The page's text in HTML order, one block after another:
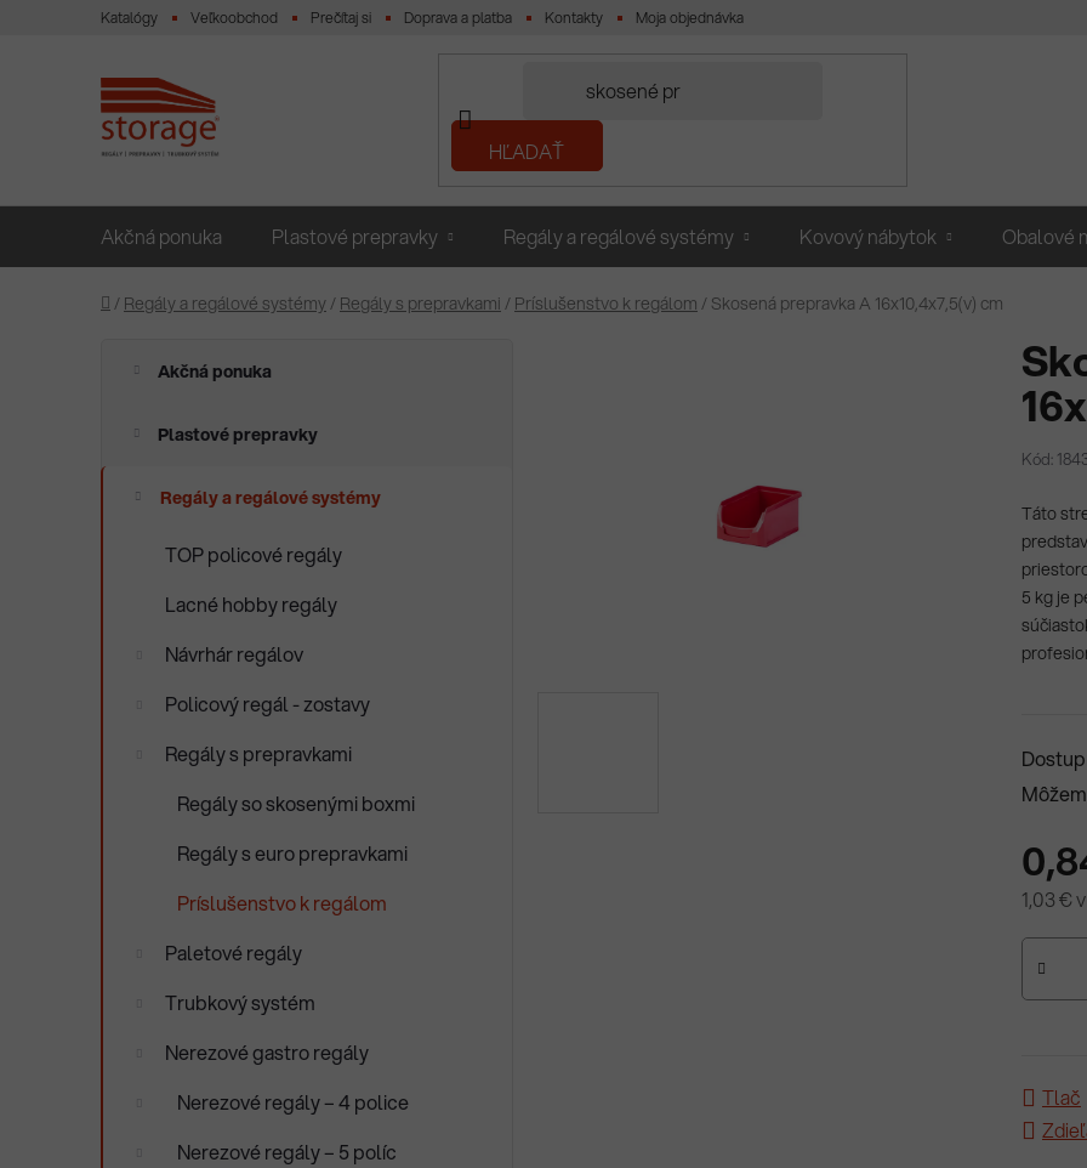
Katalógy Veľkoobchod Prečítaj si Doprava a platba Kontakty Moja objednávka
HĽADAŤ
Akčná ponuka Plastové prepravky Regály a regálové systémy Kovový nábytok Obalové
Domov
/ Regály a regálové systémy/ Regály s prepravkami / Príslušenstvo k regálom / Skosená prepravka A 16x10,4x7,5(v) cm
ý
kategórie
g
Akčná ponuka
Plastové prepravky
Regály a regálové systémy
TOP policové regály
Lacné hobby regály
Návrhár regálov
Policový regál - zostavy
Regály s prepravkami
Regály so skosenými boxmi
Regály s euro prepravkami
Príslušenstvo k regálom
Paletové regály
Trubkový systém
Nerezové gastro regály
Nerezové regály – 4 police
Nerezové regály – 5 políc
Kód:
Táto
5 kg je
1,03 €
Tlač